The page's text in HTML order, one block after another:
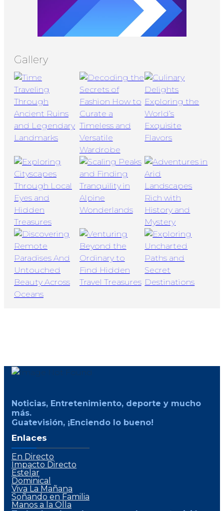
Gallery
Noticias, Entretenimiento, deporte y mucho
más.
Guatevisión, ¡Enciendo lo bueno!
Enlaces
En Directo
Impacto Directo
Estelar
Dominical
Viva La Mañana
Soñando en Familia
Manos a la Olla